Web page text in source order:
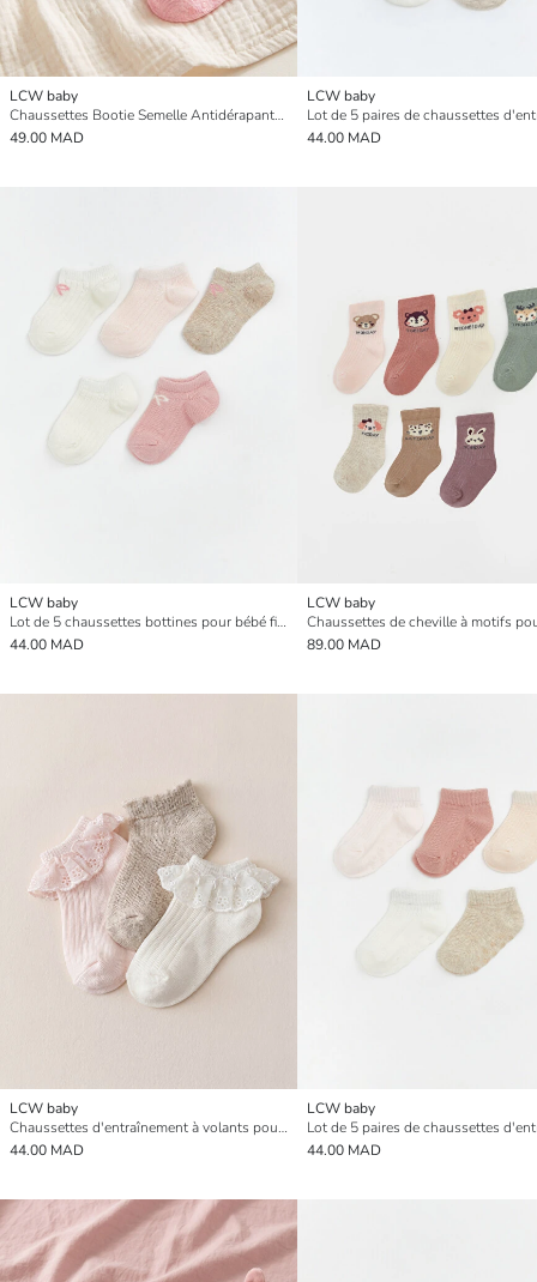
LCW baby
Chaussettes Bootie Semelle Antidérapante Bébé Fille Lot de 5
49.00 MAD
LCW baby
44.00 MAD
LCW baby
Lot de 5 chaussettes bottines pour bébé fille
44.00 MAD
LCW baby
89.00 MAD
LCW baby
Chaussettes d'entraînement à volants pour bébés filles, lot de 3
44.00 MAD
LCW baby
44.00 MAD